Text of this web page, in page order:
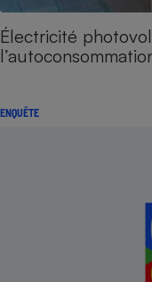
Électricité
ENQUÊTE